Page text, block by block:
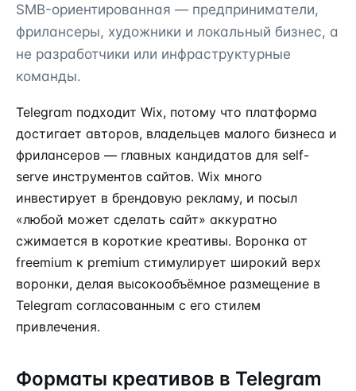
SMB-ориентированная — предприниматели,
фрилансеры, художники и локальный бизнес, а
не разработчики или инфраструктурные
команды.
Telegram подходит Wix, потому что платформа
достигает авторов, владельцев малого бизнеса и
фрилансеров — главных кандидатов для self-
serve инструментов сайтов. Wix много
инвестирует в брендовую рекламу, и посыл
«любой может сделать сайт» аккуратно
сжимается в короткие креативы. Воронка от
freemium к premium стимулирует широкий верх
воронки, делая высокообъёмное размещение в
Telegram согласованным с его стилем
привлечения.
Форматы креативов в Telegram